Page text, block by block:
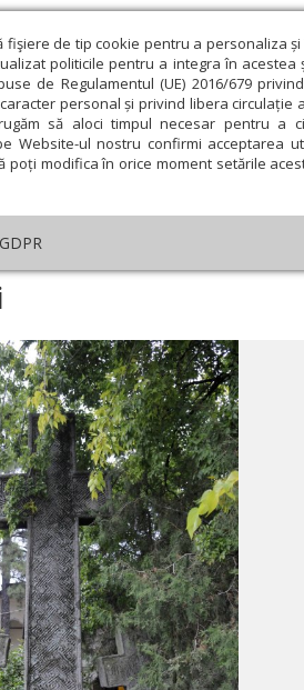
fişiere de tip cookie pentru a personaliza
politicile pentru a integra în
de Regulamentul (UE) 2016/679
personal și privind libera circulație
să aloci timpul necesar pentru a
Website-ul nostru confirmi acceptarea
poți modifica în orice moment setările
GDPR
și spiritualitate Educaţie
Editorial Repere și idei
purtării crucii
Februarie Martie